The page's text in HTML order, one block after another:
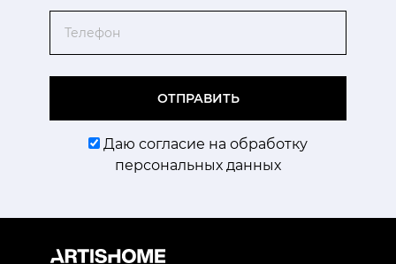
ОТПРАВИТЬ
Даю согласие на обработку
персональных данных